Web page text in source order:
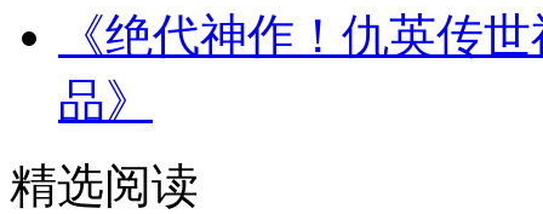
《绝代神作！仇英传
品》
精选阅读